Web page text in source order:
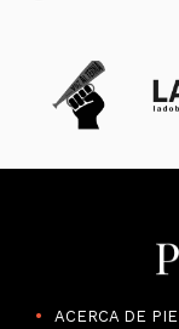
ACERCA DE